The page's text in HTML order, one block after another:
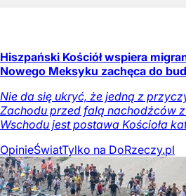
Hiszpański Kościół wspiera
Nowego Meksyku zachęca do
Nie da się ukryć, że jedną z
Zachodu przed falą nachodźców
Wschodu jest postawa Kościoła
OpinieŚwiatTylko na DoRzeczy.pl